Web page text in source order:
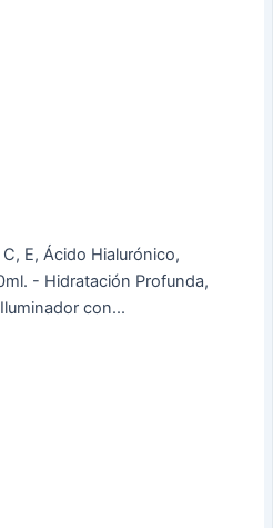
E, Ácido Hialurónico,
- Hidratación Profunda,
con...